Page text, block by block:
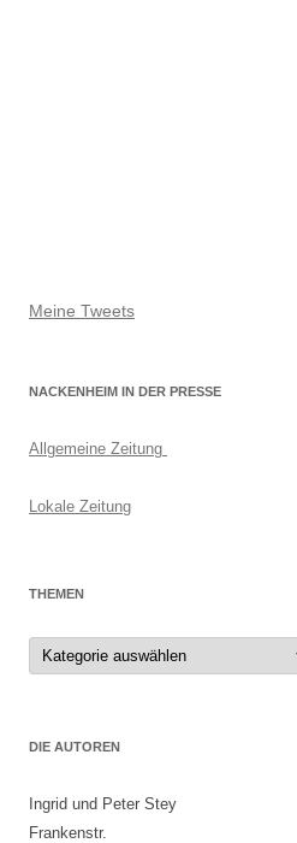
Meine Tweets
NACKENHEIM IN DER PRESSE
Allgemeine Zeitung
Lokale Zeitung
THEMEN
Themen
DIE AUTOREN
Ingrid und Peter Stey
Frankenstr.